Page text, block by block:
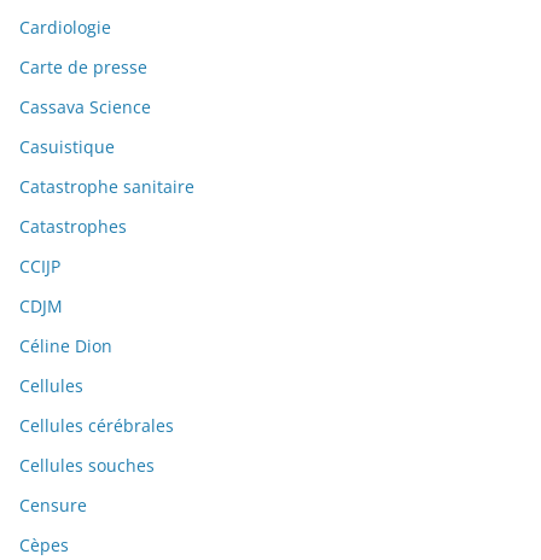
Cardiologie
Carte de presse
Cassava Science
Casuistique
Catastrophe sanitaire
Catastrophes
CCIJP
CDJM
Céline Dion
Cellules
Cellules cérébrales
Cellules souches
Censure
Cèpes